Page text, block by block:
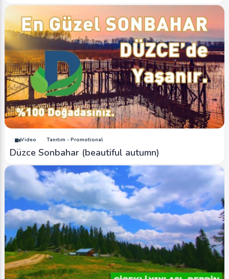
Video Tanıtım - Promotional
Düzce Sonbahar (beautiful autumn)